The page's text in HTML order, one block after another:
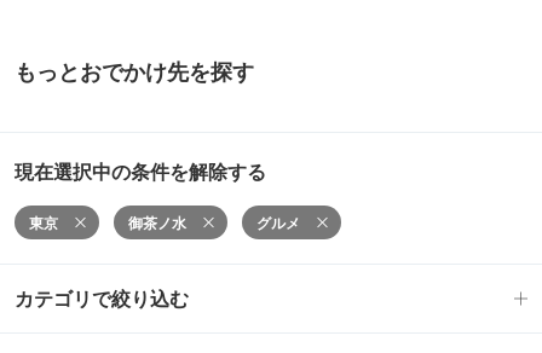
もっとおでかけ先を探す
現在選択中の条件を解除する
東京 御茶ノ水 グルメ
カテゴリで絞り込む